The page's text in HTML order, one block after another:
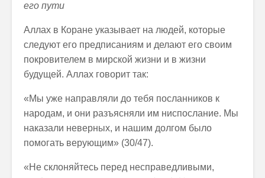
его пути
Аллах в Коране указывает на людей, которые
следуют его предписаниям и делают его своим
покровителем в мирской жизни и в жизни
будущей. Аллах говорит так:
«Мы уже направляли до тебя посланников к
народам, и они разъясняли им ниспослание. Мы
наказали неверных, и нашим долгом было
помогать верующим» (30/47).
«Не склоняйтесь перед несправедливыми,